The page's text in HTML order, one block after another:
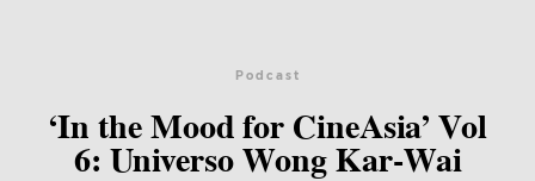
Podcast
‘In the Mood for CineAsia’ Vol
6: Universo Wong Kar-Wai